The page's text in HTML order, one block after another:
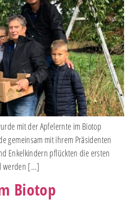
mit der Apfelernte im Biotop
gemeinsam mit ihrem Präsidenten
Enkelkindern pflückten die ersten
werden […]
Biotop